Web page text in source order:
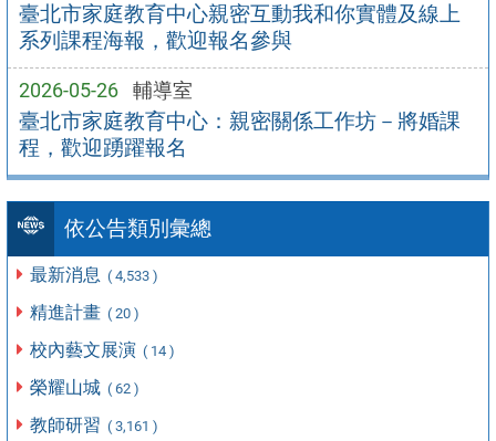
臺北市家庭教育中心親密互動我和你實體及線上
系列課程海報，歡迎報名參與
2026-05-26 輔導室
臺北市家庭教育中心：親密關係工作坊－將婚課
程，歡迎踴躍報名
依公告類別彙總
最新消息 ( 4,533 )
精進計畫 ( 20 )
校內藝文展演 ( 14 )
榮耀山城 ( 62 )
教師研習 ( 3,161 )